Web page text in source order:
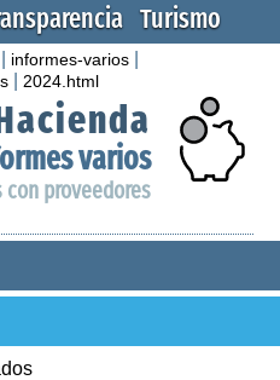
Turismo
informes-varios
2024.html
varios
con proveedores